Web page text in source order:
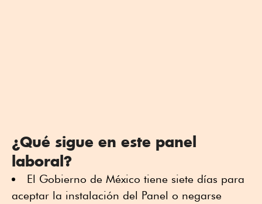
¿Qué sigue en este panel
laboral?
El Gobierno de México tiene siete días para
aceptar la instalación del Panel o negarse